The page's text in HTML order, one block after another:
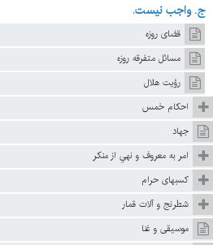
ج. واجب نیست.
قضاى روزه‏
مسائل متفرقه روزه
رؤيت هلال
احكام خمس
جهاد
امر به معروف و نهي از منكر
كسبهاى حرام
شطرنج و آلات قمار
موسيقى و غنا